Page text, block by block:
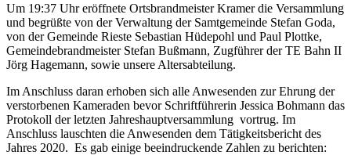
Um 19:37 Uhr eröffnete Ortsbrandmeister Kramer die Versammlung
und begrüßte von der Verwaltung der Samtgemeinde Stefan Goda,
von der Gemeinde Rieste Sebastian Hüdepohl und Paul Plottke,
Gemeindebrandmeister Stefan Bußmann, Zugführer der TE Bahn II
Jörg Hagemann, sowie unsere Altersabteilung.
Im Anschluss daran erhoben sich alle Anwesenden zur Ehrung der
verstorbenen Kameraden bevor Schriftführerin Jessica Bohmann das
Protokoll der letzten Jahreshauptversammlung vortrug. Im
Anschluss lauschten die Anwesenden dem Tätigkeitsbericht des
Jahres 2020. Es gab einige beeindruckende Zahlen zu berichten: